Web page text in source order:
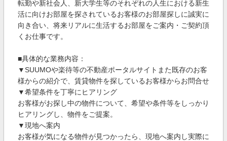
転勤や新社会人、新大学生等のそれぞれの人生における新生
活に向けお部屋を探されているお客様のお部屋探しに誠実に
向き合い、将来リアルに生活するお部屋をご案内・ご契約頂
くお仕事です。
■具体的な業務内容：
▼SUUMOや楽待等の不動産ポータルサイトまた既存のお客
様からの紹介で、賃貸物件を探しているお客様からお問合せ
▼希望条件を丁寧にヒアリング
お客様がお探し中の物件について、希望や条件等をしっかり
ヒアリングし、物件をご提案。
▼現地へ案内
お客様が気になる物件が見つかったら、現地へ案内し実際に